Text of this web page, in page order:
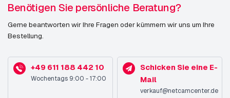
Benötigen Sie persönliche Beratung?
Gerne beantworten wir Ihre Fragen oder kümmern wir uns um Ihre
Bestellung.
+49 611 188 442 10
Wochentags 9:00 - 17:00
Schicken Sie eine E-
Mail
verkauf@netcamcenter.de